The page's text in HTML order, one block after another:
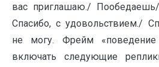
вас приглашаю./
Спасибо, с удовольствием./
не могу. Фрейм
включать следующие